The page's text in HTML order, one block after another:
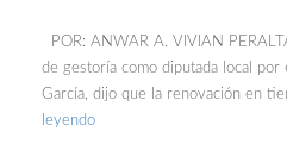
POR: ANWAR A. VIVIAN
de gestoría como diputada local
García, dijo que la renovación en
leyendo